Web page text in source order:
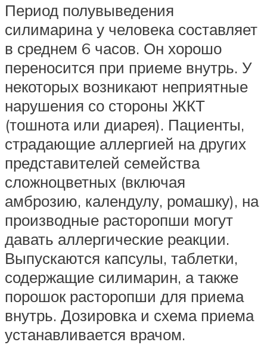
Период полувыведения
силимарина у человека составляет
в среднем 6 часов. Он хорошо
переносится при приеме внутрь. У
некоторых возникают неприятные
нарушения со стороны ЖКТ
(тошнота или диарея). Пациенты,
страдающие аллергией на других
представителей семейства
сложноцветных (включая
амброзию, календулу, ромашку), на
производные расторопши могут
давать аллергические реакции.
Выпускаются капсулы, таблетки,
содержащие силимарин, а также
порошок расторопши для приема
внутрь. Дозировка и схема приема
устанавливается врачом.